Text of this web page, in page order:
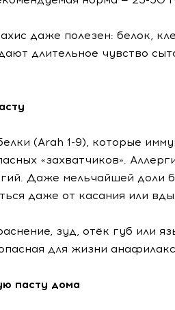
даже полезен: белок,
длительное чувство
(Arah 1-9), которые
«захватчиков».
Даже мельчайшей доли
даже от касания или
зуд, отёк губ или
для жизни
пасту дома